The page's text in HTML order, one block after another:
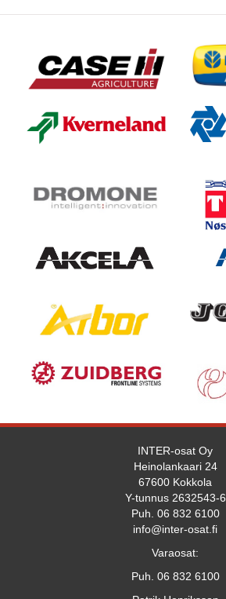
INTER-osat Oy
Heinolankaari 24
67600 Kokkola
Y-tunnus 2632543-6
Puh. 06 832 6100
info@inter-osat.fi
Varaosat:
Puh. 06 832 6100